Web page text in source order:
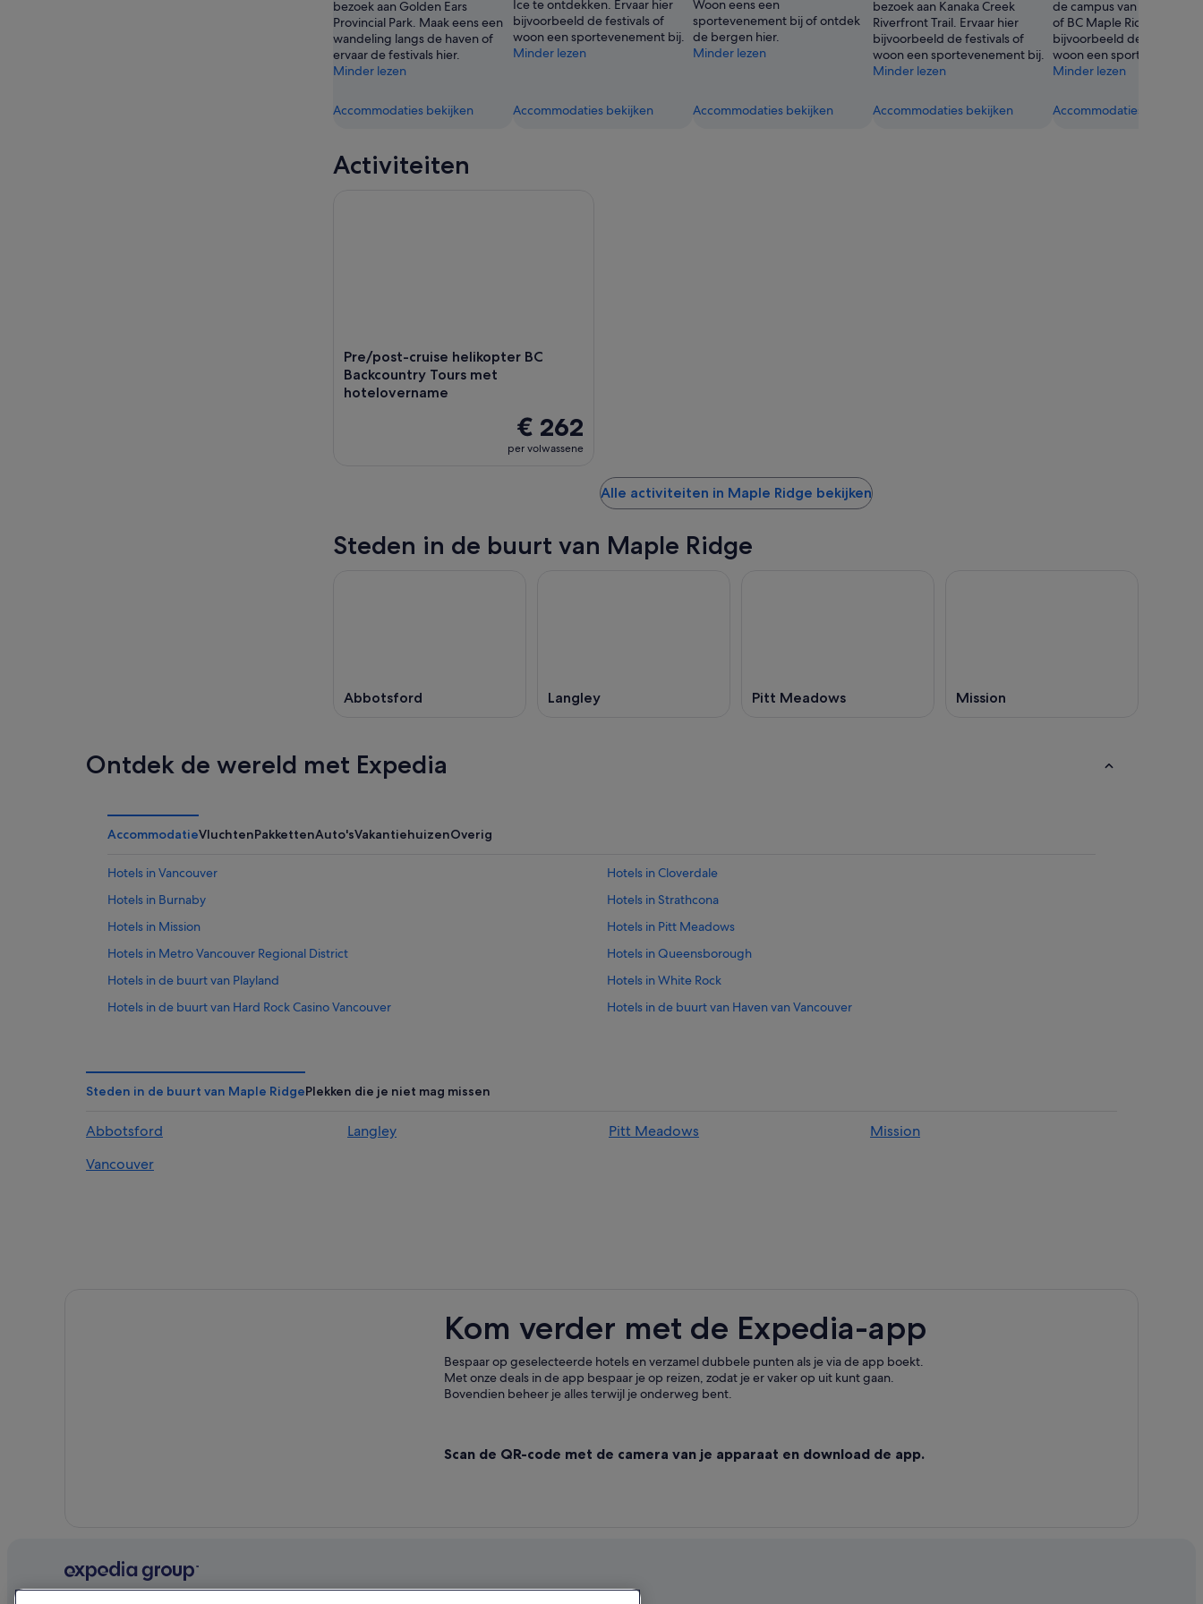
bekijken
bezoek aan Golden Ears
Provincial Park. Maak eens een
wandeling langs de haven of
ervaar de festivals hier.
Minder lezen
Accommodaties bekijken
Ice te ontdekken. Ervaar hier
bijvoorbeeld de festivals of
woon een sportevenement bij.
Minder lezen
Accommodaties bekijken
Woon eens een
sportevenement bij of ontdek
de bergen hier.
Minder lezen
Accommodaties bekijken
bezoek aan Kanaka Creek
Riverfront Trail. Ervaar hier
bijvoorbeeld de festivals of
woon een sportevenement bij.
Minder lezen
Accommodaties bekijken
de campus van Justice
of BC Maple Ridge. Ervaar
bijvoorbeeld de festivals of
woon een
Minder lezen
Accommodaties bekijken
Activiteiten
Pre/post-cruise helikopter BC
Backcountry Tours met
hotelovername
€ 262
per volwassene
Alle activiteiten in Maple Ridge bekijken
Steden in de buurt van Maple Ridge
Abbotsford Langley Pitt Meadows Mission
Ontdek de wereld met Expedia
AccommodatieVluchtenPakkettenAuto'sVakantiehuizenOverig
Hotels in Vancouver
Hotels in Cloverdale
Hotels in Burnaby
Hotels in Strathcona
Hotels in Mission
Hotels in Pitt Meadows
Hotels in Metro Vancouver Regional District
Hotels in Queensborough
Hotels in de buurt van Playland
Hotels in White Rock
Hotels in de buurt van Hard Rock Casino Vancouver
Hotels in de buurt van Haven van Vancouver
Hotels in Langley
Hotels in Clearbrook
Hotels in District of North Vancouver
Hotels in Abbotsford
Steden in de buurt van Maple RidgePlekken die je niet mag missen
Abbotsford Langley Pitt Meadows
Mission
Vancouver
Kom verder met de Expedia-app
Bespaar op geselecteerde hotels en verzamel dubbele punten als je via de app boekt.
Met onze deals in de app bespaar je op reizen, zodat je er vaker op uit kunt gaan.
Bovendien beheer je alles terwijl je onderweg bent.
Scan de QR-code met de camera van je apparaat en download de app.